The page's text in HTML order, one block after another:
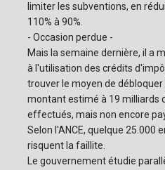
limiter les subventions, en
110% à 90%.
- Occasion perdue -
Mais la semaine dernière, il a
à l'utilisation des crédits
trouver le moyen de
montant estimé à 19 milliards
effectués, mais non encore
Selon l'ANCE, quelque 25.000
risquent la faillite.
Le gouvernement étudie